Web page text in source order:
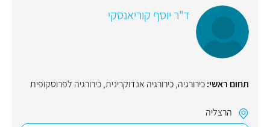
ד"ר יוסף קוריאנסקי
תחום ראשי:כירורגיה,כירורגיה אנדוקרינית,כירורגיה לפרוסקופית
הרצליה